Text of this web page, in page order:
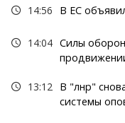
14:56 В ЕС
14:04 Силы
13:12 В "лнр"
системы